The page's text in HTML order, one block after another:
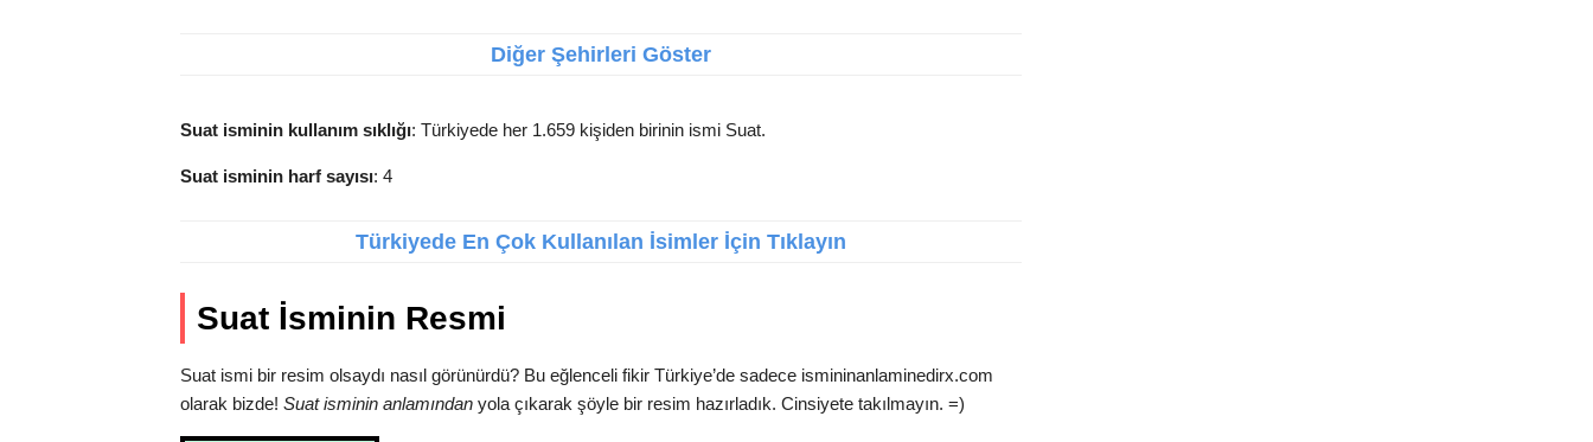
Diğer Şehirleri Göster
Suat isminin kullanım sıklığı: Türkiyede her 1.659 kişiden birinin ismi Suat.
Suat isminin harf sayısı: 4
Türkiyede En Çok Kullanılan İsimler İçin Tıklayın
Suat İsminin Resmi
Suat ismi bir resim olsaydı nasıl görünürdü? Bu eğlenceli fikir Türkiye’de sadece ismininanlaminedirx.com
olarak bizde! Suat isminin anlamından yola çıkarak şöyle bir resim hazırladık. Cinsiyete takılmayın. =)